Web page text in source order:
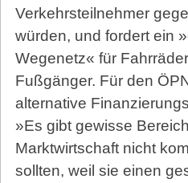
Verkehrsteilnehmer
würden, und fordert ein
Wegenetz« für
Fußgänger. Für den
alternative
»Es gibt gewisse
Marktwirtschaft nicht
sollten, weil sie einen